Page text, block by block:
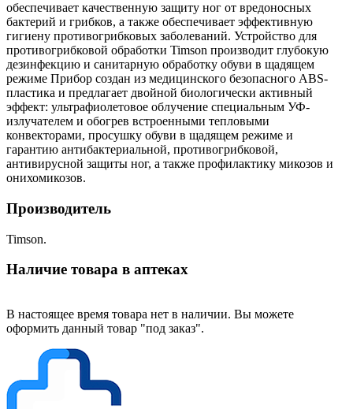
обеспечивает качественную защиту ног от вредоносных
бактерий и грибков, а также обеспечивает эффективную
гигиену противогрибковых заболеваний. Устройство для
противогрибковой обработки Timson производит глубокую
дезинфекцию и санитарную обработку обуви в щадящем
режиме Прибор создан из медицинского безопасного ABS-
пластика и предлагает двойной биологически активный
эффект: ультрафиолетовое облучение специальным УФ-
излучателем и обогрев встроенными тепловыми
конвекторами, просушку обуви в щадящем режиме и
гарантию антибактериальной, противогрибковой,
антивирусной защиты ног, а также профилактику микозов и
онихомикозов.
Производитель
Timson.
Наличие товара в аптеках
В настоящее время товара нет в наличии. Вы можете
оформить данный товар "под заказ".